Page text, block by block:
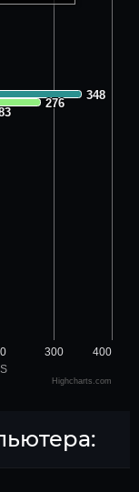
348
348
276
276
300 400
Highcharts.com